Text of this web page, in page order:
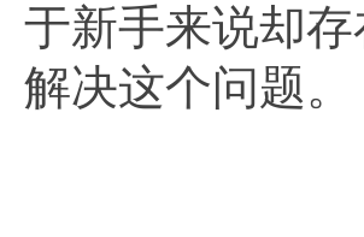
于新手来说却
解决这个问题。